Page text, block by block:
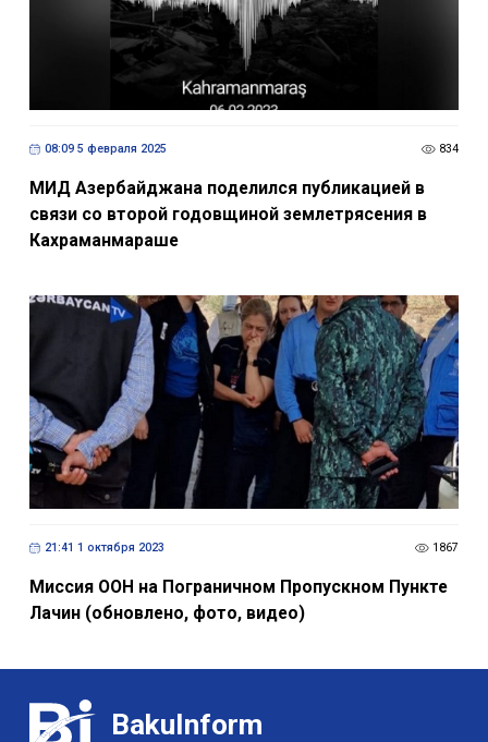
08:09 5 февраля 2025 834
МИД Азербайджана поделился публикацией в
связи со второй годовщиной землетрясения в
Кахраманмараше
21:41 1 октября 2023 1867
Миссия ООН на Пограничном Пропускном Пункте
Лачин (обновлено, фото, видео)
BakuInform